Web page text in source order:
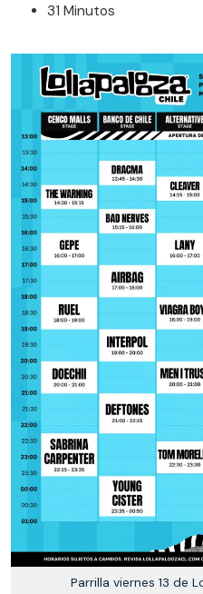
31 Minutos
Parrilla viernes 13 de